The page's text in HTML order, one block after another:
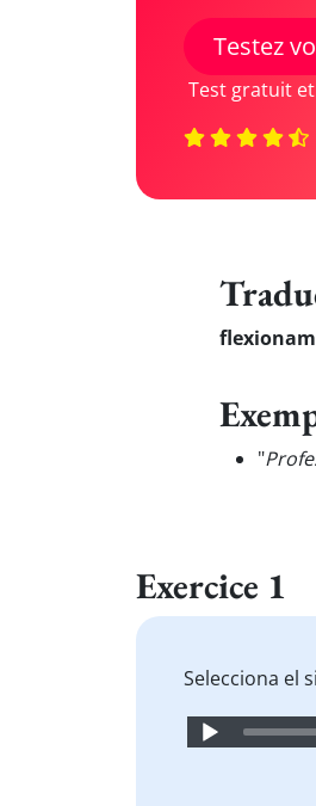
Testez
Test gratuit
"
Exercice 1
Selecciona el
Audio